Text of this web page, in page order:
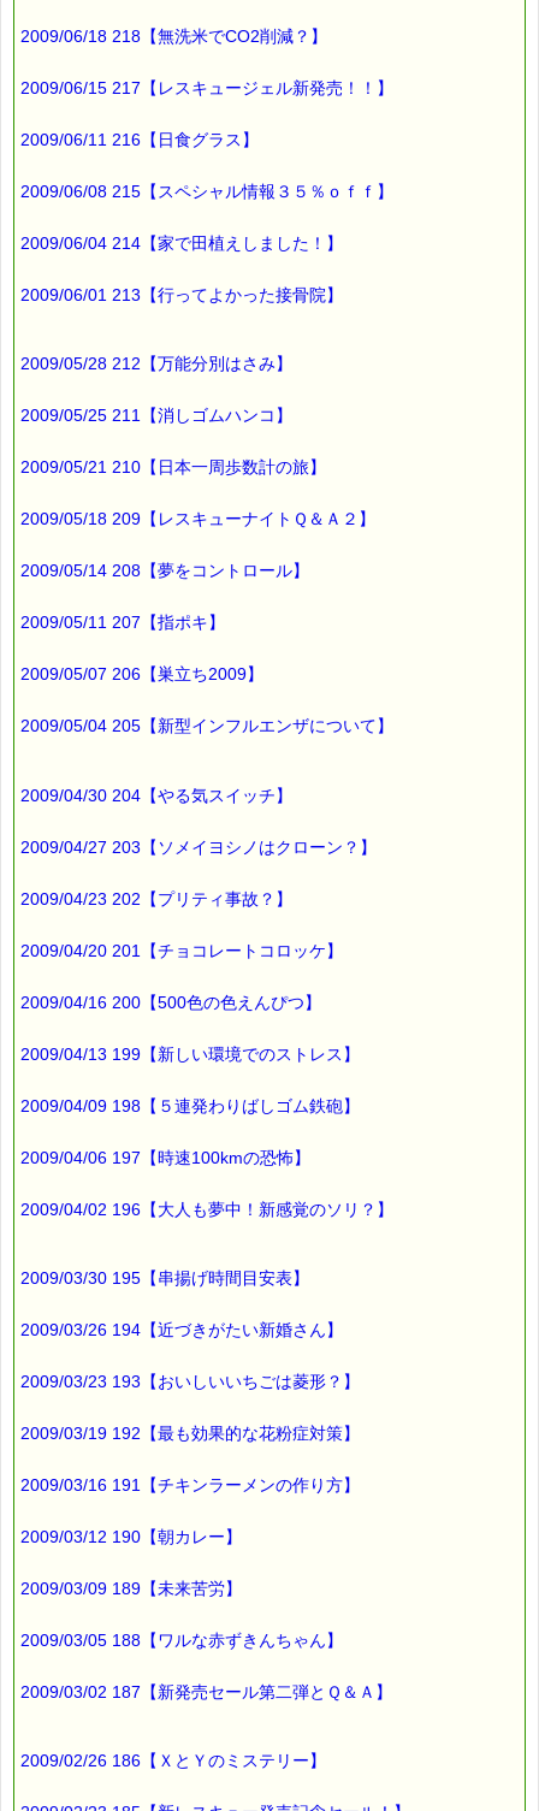
割引クーポン券のプレゼントや、耳より情報をいち早くお届け致
します！
→https://pass-thyme.com/special/mailmaga.asp
バッチフラワー レメディに出会えて良かった！！
───────────────────────────────
バッチフラワーレメディ専門店＜ｅパスタイム＞
*****@pass-thyme.com
https://pass-thyme.com/
2009/06/18 218【無洗米でCO2削減？】
2009/06/15 217【レスキュージェル新発売！！】
2009/06/11 216【日食グラス】
2009/06/08 215【スペシャル情報３５％ｏｆｆ】
2009/06/04 214【家で田植えしました！】
2009/06/01 213【行ってよかった接骨院】
2009/05/28 212【万能分別はさみ】
2009/05/25 211【消しゴムハンコ】
2009/05/21 210【日本一周歩数計の旅】
2009/05/18 209【レスキューナイトＱ＆Ａ２】
2009/05/14 208【夢をコントロール】
2009/05/11 207【指ポキ】
2009/05/07 206【巣立ち2009】
2009/05/04 205【新型インフルエンザについて】
2009/04/30 204【やる気スイッチ】
2009/04/27 203【ソメイヨシノはクローン？】
2009/04/23 202【プリティ事故？】
2009/04/20 201【チョコレートコロッケ】
2009/04/16 200【500色の色えんぴつ】
2009/04/13 199【新しい環境でのストレス】
2009/04/09 198【５連発わりばしゴム鉄砲】
2009/04/06 197【時速100kmの恐怖】
2009/04/02 196【大人も夢中！新感覚のソリ？】
2009/03/30 195【串揚げ時間目安表】
2009/03/26 194【近づきがたい新婚さん】
2009/03/23 193【おいしいいちごは菱形？】
2009/03/19 192【最も効果的な花粉症対策】
2009/03/16 191【チキンラーメンの作り方】
2009/03/12 190【朝カレー】
2009/03/09 189【未来苦労】
2009/03/05 188【ワルな赤ずきんちゃん】
2009/03/02 187【新発売セール第二弾とＱ＆Ａ】
2009/02/26 186【ＸとＹのミステリー】